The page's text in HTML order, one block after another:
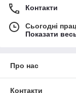
Контакти
Сьогодні
Показати
Про нас
Контакти